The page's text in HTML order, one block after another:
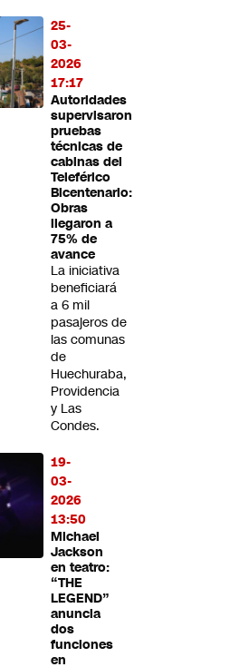
25-
03-
2026
17:17
Autoridades
supervisaron
pruebas
técnicas de
cabinas del
Teleférico
Bicentenario:
Obras
llegaron a
75% de
avance
La iniciativa
beneficiará
a 6 mil
pasajeros de
las comunas
de
Huechuraba,
Providencia
y Las
Condes.
19-
03-
2026
13:50
Michael
Jackson
en teatro:
“THE
LEGEND”
anuncia
dos
funciones
en